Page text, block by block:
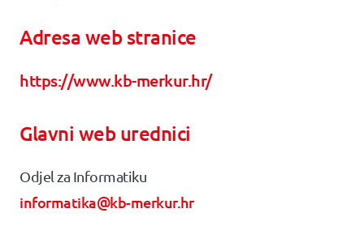
Adresa web stranice
https://www.kb-merkur.hr/
Glavni web urednici
Odjel za Informatiku
informatika@kb-merkur.hr